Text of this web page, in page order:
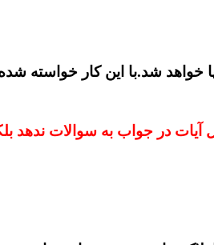
خواهد شد.با این کار خواسته
آیات در جواب به سوالات ندهد